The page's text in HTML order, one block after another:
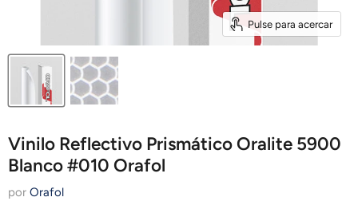
Pulse para acercar
Vinilo Reflectivo Prismático Oralite 5900
Blanco #010 Orafol
por Orafol